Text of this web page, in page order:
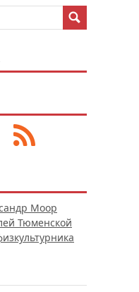
Моор
Тюменской